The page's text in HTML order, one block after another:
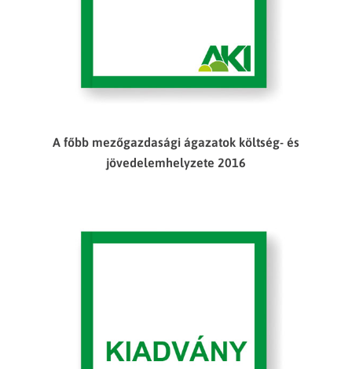
A főbb mezőgazdasági ágazatok költség- és
jövedelemhelyzete 2016